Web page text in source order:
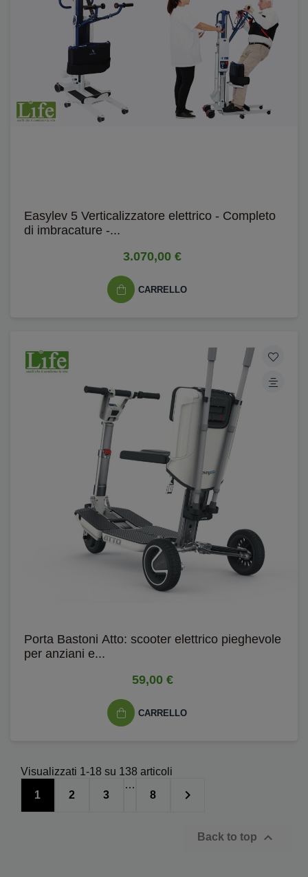
Easylev 5 Verticalizzatore elettrico - Completo
di imbracature -...
3.070,00 €
CARRELLO
Porta Bastoni Atto: scooter elettrico pieghevole
per anziani e...
59,00 €
CARRELLO
Visualizzati 1-18 su 138 articoli
1
2 3
…
8

Back to top 